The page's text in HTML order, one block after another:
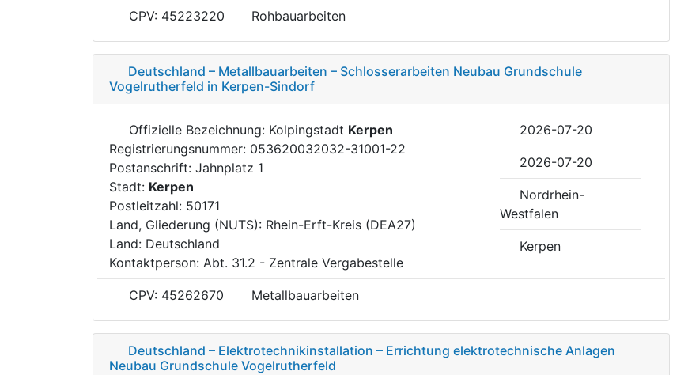
CPV: 45223220 Rohbauarbeiten
Deutschland – Metallbauarbeiten – Schlosserarbeiten Neubau Grundschule
Vogelrutherfeld in Kerpen-Sindorf
Offizielle Bezeichnung: Kolpingstadt Kerpen
Registrierungsnummer: 053620032032-31001-22
Postanschrift: Jahnplatz 1
Stadt: Kerpen
Postleitzahl: 50171
Land, Gliederung (NUTS): Rhein-Erft-Kreis (DEA27)
Land: Deutschland
Kontaktperson: Abt. 31.2 - Zentrale Vergabestelle
2026-07-20
2026-07-20
Nordrhein-
Westfalen
Kerpen
CPV: 45262670 Metallbauarbeiten
Deutschland – Elektrotechnikinstallation – Errichtung elektrotechnische Anlagen
Neubau Grundschule Vogelrutherfeld